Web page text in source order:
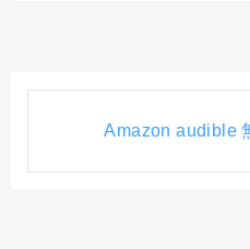
Amazon audible